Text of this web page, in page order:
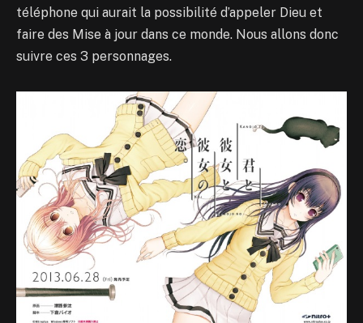
téléphone qui aurait la possibilité d’appeler Dieu et
faire des Mise à jour dans ce monde. Nous allons donc
suivre ces 3 personnages.